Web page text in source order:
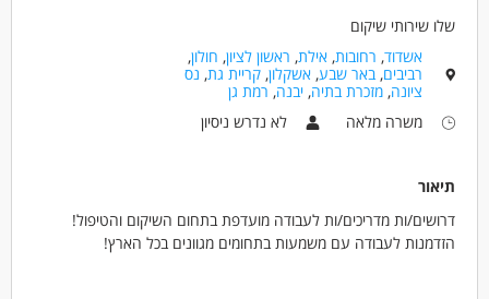
שלו שירותי שיקום
אשדוד, רחובות,אילת, ראשון לציון, חולון,
רביבים,באר שבע,אשקלון,קריית גת, נס
ציונה,מזכרת בתיה,יבנה,רמת גן
משרה מלאה
לא נדרש ניסיון
תיאור
דרושים/ות מדריכים/ות לעבודה מועדפת בתחום השיקום והטיפול!
הזדמנות לעבודה עם משמעות בתחומים מגוונים בכל הארץ!